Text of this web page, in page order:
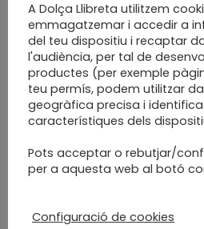
Fets a poc a
mida
packaging nadal
A Dolça Llibreta utilitzem
emmagatzemar i accedir a
del teu dispositiu i recaptar
l'audiència, per tal de
productes (per exemple
teu permís, podem utilitzar
geogràfica precisa i
característiques dels
Pots acceptar o rebutjar/
per a aquesta web al botó
Configuració de cookies